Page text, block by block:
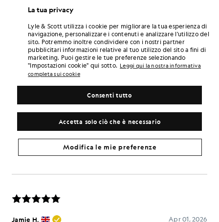
La tua privacy
Lyle & Scott utilizza i cookie per migliorare la tua esperienza di
navigazione, personalizzare i contenuti e analizzare l'utilizzo del
sito. Potremmo inoltre condividere con i nostri partner
pubblicitari informazioni relative al tuo utilizzo del sito a fini di
marketing. Puoi gestire le tue preferenze selezionando
"Impostazioni cookie" qui sotto. Leggi qui la nostra informativa
completa sui cookie
Accetta solo ciò che è necessario
Consenti tutto
Modifica le mie preferenze